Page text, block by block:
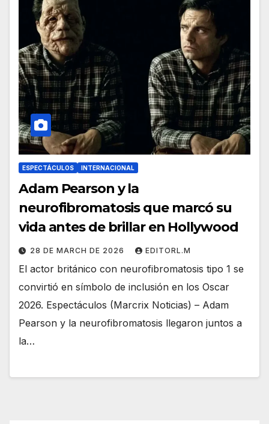
ESPECTÁCULOS INTERNACIONAL
Adam Pearson y la
neurofibromatosis que marcó su
vida antes de brillar en Hollywood
28 DE MARCH DE 2026 EDITORL.M
El actor británico con neurofibromatosis tipo 1 se
convirtió en símbolo de inclusión en los Oscar
2026. Espectáculos (Marcrix Noticias) – Adam
Pearson y la neurofibromatosis llegaron juntos a
la…